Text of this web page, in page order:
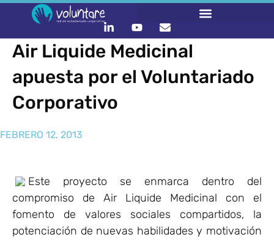
Air Liquide Medicinal
apuesta por el Voluntariado
Corporativo
FEBRERO 12, 2013
Este proyecto se enmarca dentro del
compromiso de Air Liquide Medicinal con el
fomento de valores sociales compartidos, la
potenciación de nuevas habilidades y motivación